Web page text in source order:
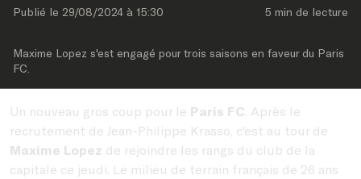
Publié le 29/08/2024 à 15:30 5 min de lecture
Maxime Lopez s'est engagé pour trois saisons en faveur du Paris
FC.
Un nouveau gros coup pour le Paris FC. Après le
recrutement de Jean-Philippe Krasso, c'est au tour de
Maxime Lopez de rejoindre les rangs du club de la
capitale ce jeudi. Le milieu de terrain français de 26 ans